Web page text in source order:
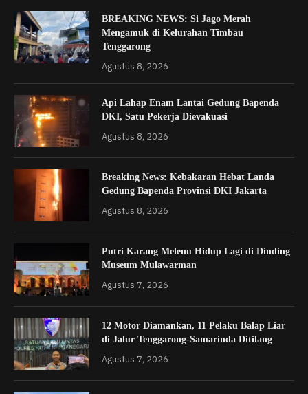
BREAKING NEWS: Si Jago Merah
Mengamuk di Kelurahan Timbau
Tenggarong
Agustus 8, 2026
Api Lahap Enam Lantai Gedung Bapenda
DKI, Satu Pekerja Dievakuasi
Agustus 8, 2026
Breaking News: Kebakaran Hebat Landa
Gedung Bapenda Provinsi DKI Jakarta
Agustus 8, 2026
Putri Karang Melenu Hidup Lagi di Dinding
Museum Mulawarman
Agustus 7, 2026
12 Motor Diamankan, 11 Pelaku Balap Liar
di Jalur Tenggarong-Samarinda Ditilang
Agustus 7, 2026